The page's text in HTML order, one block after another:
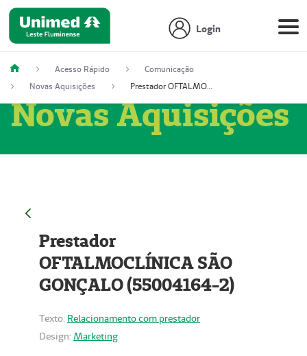
Login
Acesso Rápido
Comunicação
Novas Aquisições
Prestador OFTALMOCLÍNICA SÃO GONÇALO (55004164-2)
Novas Aquisições
Prestador
OFTALMOCLÍNICA SÃO
GONÇALO (55004164-2)
Texto: Relacionamento com prestador
Design: Marketing